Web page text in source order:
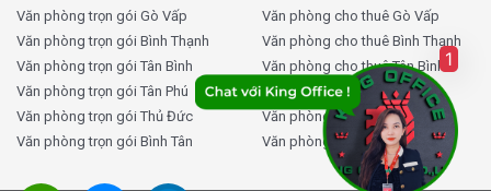
Văn phòng trọn gói Gò Vấp
Văn phòng trọn gói Bình Thạnh
Văn phòng trọn gói Tân Bình
Văn phòng trọn gói Tân Phú
Văn phòng trọn gói Thủ Đức
Văn phòng trọn gói Bình Tân
Văn phòng cho thuê Gò Vấp
Văn phòng cho thuê Bình Thạnh
Văn phòng cho thuê Tân Bình
Văn phòng cho thuê Tân Phú
Văn phòng cho thuê Thủ Đức
Văn phòng cho thuê Bình Tân
1